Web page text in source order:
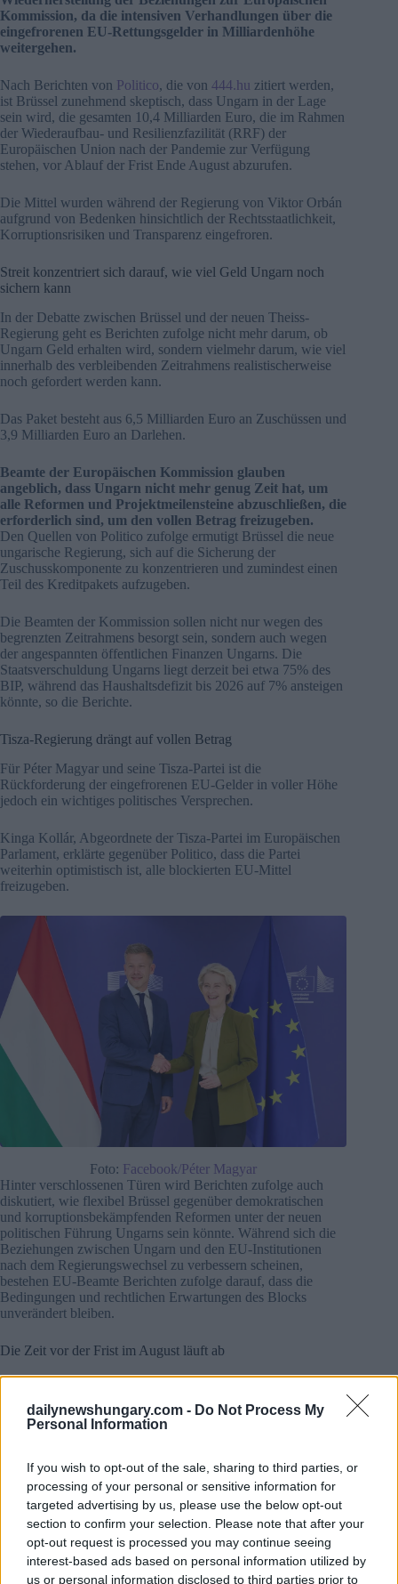
dailynewshungary.com - Do Not Process My
Personal Information
If you wish to opt-out of the sale, sharing to third parties, or
processing of your personal or sensitive information for
targeted advertising by us, please use the below opt-out
section to confirm your selection. Please note that after your
opt-out request is processed you may continue seeing
interest-based ads based on personal information utilized by
us or personal information disclosed to third parties prior to
Kommission, da die intensiven Verhandlungen über die
eingefrorenen EU-Rettungsgelder in Milliardenhöhe
weitergehen.
Nach Berichten von Politico, die von 444.hu zitiert werden,
ist Brüssel zunehmend skeptisch, dass Ungarn in der Lage
sein wird, die gesamten 10,4 Milliarden Euro, die im Rahmen
der Wiederaufbau- und Resilienzfazilität (RRF) der
Europäischen Union nach der Pandemie zur Verfügung
stehen, vor Ablauf der Frist Ende August abzurufen.
Die Mittel wurden während der Regierung von Viktor Orbán
aufgrund von Bedenken hinsichtlich der Rechtsstaatlichkeit,
Korruptionsrisiken und Transparenz eingefroren.
Streit konzentriert sich darauf, wie viel Geld Ungarn noch
sichern kann
In der Debatte zwischen Brüssel und der neuen Theiss-
Regierung geht es Berichten zufolge nicht mehr darum, ob
Ungarn Geld erhalten wird, sondern vielmehr darum, wie viel
innerhalb des verbleibenden Zeitrahmens realistischerweise
noch gefordert werden kann.
Das Paket besteht aus 6,5 Milliarden Euro an Zuschüssen und
3,9 Milliarden Euro an Darlehen.
Beamte der Europäischen Kommission glauben
angeblich, dass Ungarn nicht mehr genug Zeit hat, um
alle Reformen und Projektmeilensteine abzuschließen, die
erforderlich sind, um den vollen Betrag freizugeben.
Den Quellen von Politico zufolge ermutigt Brüssel die neue
ungarische Regierung, sich auf die Sicherung der
Zuschusskomponente zu konzentrieren und zumindest einen
Teil des Kreditpakets aufzugeben.
Die Beamten der Kommission sollen nicht nur wegen des
begrenzten Zeitrahmens besorgt sein, sondern auch wegen
der angespannten öffentlichen Finanzen Ungarns. Die
Staatsverschuldung Ungarns liegt derzeit bei etwa 75% des
BIP, während das Haushaltsdefizit bis 2026 auf 7% ansteigen
könnte, so die Berichte.
Tisza-Regierung drängt auf vollen Betrag
Für Péter Magyar und seine Tisza-Partei ist die
Rückforderung der eingefrorenen EU-Gelder in voller Höhe
jedoch ein wichtiges politisches Versprechen.
Kinga Kollár, Abgeordnete der Tisza-Partei im Europäischen
Parlament, erklärte gegenüber Politico, dass die Partei
weiterhin optimistisch ist, alle blockierten EU-Mittel
freizugeben.
Foto: Facebook/Péter Magyar
Hinter verschlossenen Türen wird Berichten zufolge auch
diskutiert, wie flexibel Brüssel gegenüber demokratischen
und korruptionsbekämpfenden Reformen unter der neuen
politischen Führung Ungarns sein könnte. Während sich die
Beziehungen zwischen Ungarn und den EU-Institutionen
nach dem Regierungswechsel zu verbessern scheinen,
bestehen EU-Beamte Berichten zufolge darauf, dass die
Bedingungen und rechtlichen Erwartungen des Blocks
unverändert bleiben.
Die Zeit vor der Frist im August läuft ab
Die Herausforderung ist besonders dringlich, weil Ungarn der
Fazilität für Konjunkturbelebung und Widerstandsfähigkeit
abgerufen hat.
Nach den EU-Vorschriften müssen alle Ziele und
Ausgabenverpflichtungen im Rahmen der Fazilität bis zum
31. August 2026 erfüllt sein. Nicht in Anspruch genommene
Mittel gehen dann endgültig verloren.
Die Orbán-Regierung hat es zuvor versäumt, die von Brüssel
geforderten sogenannten “27 Super-Meilensteine” vollständig